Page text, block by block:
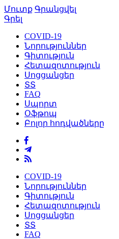
Մուտք Գրանցվել
Գրել
COVID-19
Նորություններ
Գիտություն
Հետազոտություն
Սոցցանցեր
ՏՏ
FAQ
Սպորտ
Օֆթոպ
Բոլոր հոդվածները
COVID-19
Նորություններ
Գիտություն
Հետազոտություն
Սոցցանցեր
ՏՏ
FAQ